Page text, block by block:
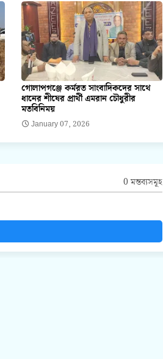
গোলাপগঞ্জে কর্মরত সাংবাদিকদের সাথে
ধানের শীষের প্রার্থী এমরান চৌধুরীর
মতবিনিময়
January 07, 2026
0 মন্তব্যসমূহ